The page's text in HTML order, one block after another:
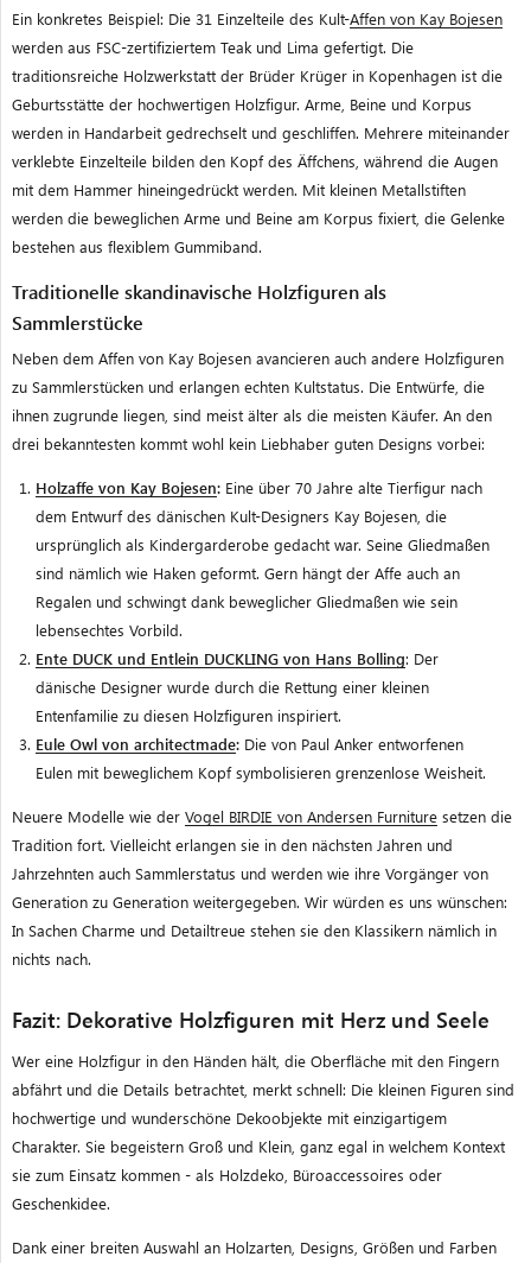
Ein konkretes Beispiel: Die 31 Einzelteile des Kult-Affen von Kay Bojesen
werden aus FSC-zertifiziertem Teak und Lima gefertigt. Die
traditionsreiche Holzwerkstatt der Brüder Krüger in Kopenhagen ist die
Geburtsstätte der hochwertigen Holzfigur. Arme, Beine und Korpus
werden in Handarbeit gedrechselt und geschliffen. Mehrere miteinander
verklebte Einzelteile bilden den Kopf des Äffchens, während die Augen
mit dem Hammer hineingedrückt werden. Mit kleinen Metallstiften
werden die beweglichen Arme und Beine am Korpus fixiert, die Gelenke
bestehen aus flexiblem Gummiband.
Traditionelle skandinavische Holzfiguren als
Sammlerstücke
Neben dem Affen von Kay Bojesen avancieren auch andere Holzfiguren
zu Sammlerstücken und erlangen echten Kultstatus. Die Entwürfe, die
ihnen zugrunde liegen, sind meist älter als die meisten Käufer. An den
drei bekanntesten kommt wohl kein Liebhaber guten Designs vorbei:
Holzaffe von Kay Bojesen: Eine über 70 Jahre alte Tierfigur nach
dem Entwurf des dänischen Kult-Designers Kay Bojesen, die
ursprünglich als Kindergarderobe gedacht war. Seine Gliedmaßen
sind nämlich wie Haken geformt. Gern hängt der Affe auch an
Regalen und schwingt dank beweglicher Gliedmaßen wie sein
lebensechtes Vorbild.
Ente DUCK und Entlein DUCKLING von Hans Bolling: Der
dänische Designer wurde durch die Rettung einer kleinen
Entenfamilie zu diesen Holzfiguren inspiriert.
Eule Owl von architectmade: Die von Paul Anker entworfenen
Eulen mit beweglichem Kopf symbolisieren grenzenlose Weisheit.
Neuere Modelle wie der Vogel BIRDIE von Andersen Furniture setzen die
Tradition fort. Vielleicht erlangen sie in den nächsten Jahren und
Jahrzehnten auch Sammlerstatus und werden wie ihre Vorgänger von
Generation zu Generation weitergegeben. Wir würden es uns wünschen:
In Sachen Charme und Detailtreue stehen sie den Klassikern nämlich in
nichts nach.
Fazit: Dekorative Holzfiguren mit Herz und Seele
Wer eine Holzfigur in den Händen hält, die Oberfläche mit den Fingern
abfährt und die Details betrachtet, merkt schnell: Die kleinen Figuren sind
hochwertige und wunderschöne Dekoobjekte mit einzigartigem
Charakter. Sie begeistern Groß und Klein, ganz egal in welchem Kontext
sie zum Einsatz kommen - als Holzdeko, Büroaccessoires oder
Geschenkidee.
Dank einer breiten Auswahl an Holzarten, Designs, Größen und Farben